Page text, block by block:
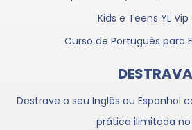
Kids e Teens YL Vip
Curso de Português para
DESTRAVA
Destrave o seu Inglês ou Espanhol
prática ilimitada